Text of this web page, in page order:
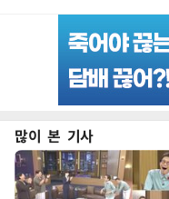
많이 본 기사